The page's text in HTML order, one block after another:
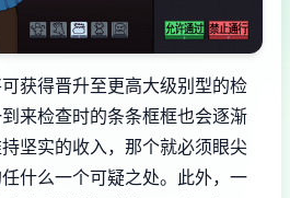
获得晋升至更高大级别型的检
来检查时的条条框框也会逐渐
坚实的收入，那个就必须眼尖
什么一个可疑之处。此外，一